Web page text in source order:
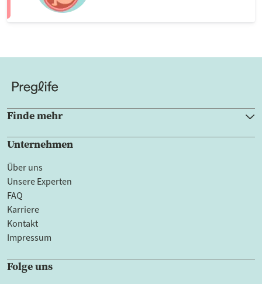
Finde mehr
Unternehmen
Über uns
Unsere Experten
FAQ
Karriere
Kontakt
Impressum
Folge uns